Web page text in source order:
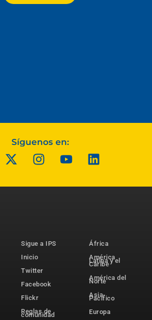
Síguenos en:
Sigue a IPS
Inicio
Twitter
Facebook
Flickr
Reglas de
comunidad
África
América
Latina y el
Caribe
América del
Norte
Asia-
Pacífico
Europa